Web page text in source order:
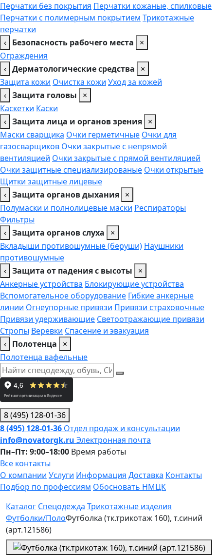
Перчатки без покрытия Перчатки кожаные, спилковые
Перчатки с полимерным покрытием Трикотажные
перчатки
‹ Безопасность рабочего места
×
Ограждения
‹ Дерматологические средства
×
Защита кожи Очистка кожи Уход за кожей
‹ Защита головы
×
Каскетки Каски
‹ Защита лица и органов зрения ×
Маски сварщика Очки герметичные Очки для
газосварщиков Очки закрытые с непрямой
вентиляцией Очки закрытые с прямой вентиляцией
Очки защитные специализированые Очки открытые
Щитки защитные лицевые
‹ Защита органов дыхания ×
Полумаски и полнолицевые маски Респираторы
Фильтры
‹ Защита органов слуха
×
Вкладыши противошумные (беруши) Наушники
противошумные
‹ Защита от падения с высоты
×
Анкерные устройства Блокирующие устройства
Вспомогательное оборудование Гибкие анкерные
линии Огнеупорные привязи Привязи страховочные
Привязи удерживающие Светоотражающие привязи
Стропы Веревки Спасение и эвакуация
‹ Полотенца
×
Полотенца вафельные
8 (495) 128-01-36
8 (495) 128-01-36 Отдел продаж и консультации
info@novatorgk.ru Электронная почта
Пн–Пт: 9:00–18:00 Время работы
Все контакты
О компании Услуги Информация Доставка Контакты
Подбор по профессиям Обосновать НМЦК
Каталог Спецодежда Трикотажные изделия
Футболки/ПолоФутболка (тк.трикотаж 160), т.синий
(арт.121586)